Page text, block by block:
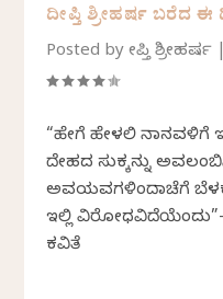
ದೀಪ್ತಿ ಶ್ರೀಹರ್ಷ ಬರೆದ
Posted byದೀಪ್ತಿ ಶ್ರೀಹರ್ಷ
“ಹೇಗೆ ಹೇಳಲಿ ನಾನವಳಿಗೆ
ದೇಹದ ಸುಕ್ಕನ್ನು
ಅವಯವಗಳಿಂದಾಚೆಗೆ
ಇಲ್ಲಿ ವಿರೋಧವಿದೆಯೆಂದು”-
ಕವಿತೆ